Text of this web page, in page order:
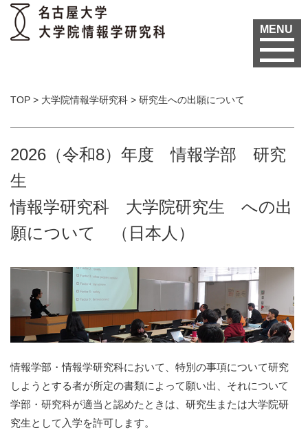
MENU
TOP > 大学院情報学研究科 > 研究生への出願について
2026（令和8）年度 情報学部 研究
生
情報学研究科 大学院研究生 への出
願について （日本人）
情報学部・情報学研究科において、特別の事項について研究
しようとする者が所定の書類によって願い出、それについて
学部・研究科が適当と認めたときは、研究生または大学院研
究生として入学を許可します。